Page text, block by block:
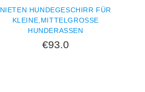
NIETEN HUNDEGESCHIRR FÜR
KLEINE,MITTELGROSSE H
UNDERASSEN
€93.0